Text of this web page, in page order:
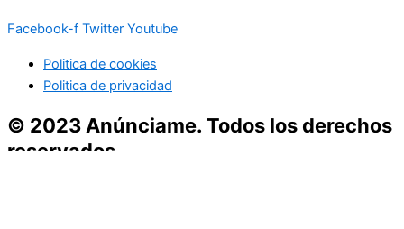
Facebook-f Twitter Youtube
Politica de cookies
Politica de privacidad
© 2023 Anúnciame. Todos los derechos
reservados